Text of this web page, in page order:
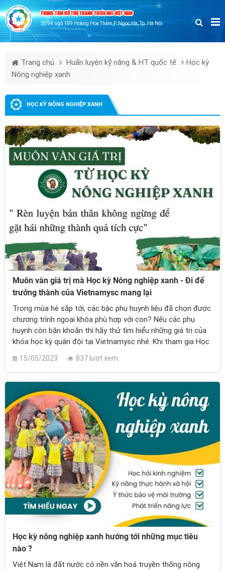
TRUNG TÂM HỖ TRỢ THANH THIẾU NHI VIỆT NAM
Số 94 ngõ 189 Hoàng Hoa Thám,P. Ngọc Hà, Tp. Hà Nội
Trang chủ Huấn luyện kỹ năng & HT quốc tế
Học kỳ
Nông nghiệp xanh
HỌC KỲ NÔNG NGHIỆP XANH
Muôn vàn giá trị mà Học kỳ Nông nghiệp xanh - Đi để
trưởng thành của Vietnamysc mang lại
Trong mùa hè sắp tới, các bậc phụ huynh liệu đã chọn được
chương trình ngoại khóa phù hợp với con? Nếu các phụ
huynh còn băn khoăn thì hãy thử tìm hiểu những giá trị của
khóa học kỳ quân đội tại Vietnamysc nhé. Khi tham gia Học
nổi bật như:
15/05/2023 837 lượt xem
Học kỳ nông nghiệp xanh hướng tới những mục tiêu
nào ?
Việt Nam là đất nước có nền văn hoá truyền thống nông